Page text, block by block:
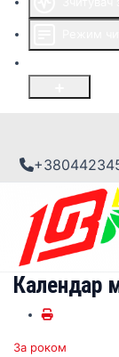
Календар
За роком